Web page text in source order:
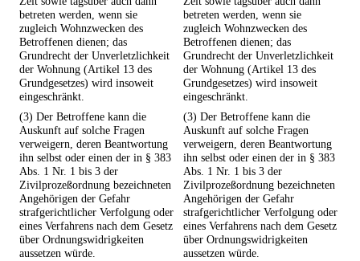
betreten werden, wenn sie
zugleich Wohnzwecken des
Betroffenen dienen; das
Grundrecht der Unverletzlichkeit
der Wohnung (Artikel 13 des
Grundgesetzes) wird insoweit
eingeschränkt.
betreten werden, wenn sie
zugleich Wohnzwecken des
Betroffenen dienen; das
Grundrecht der Unverletzlichkeit
der Wohnung (Artikel 13 des
Grundgesetzes) wird insoweit
eingeschränkt.
(3) Der Betroffene kann die
Auskunft auf solche Fragen
verweigern, deren Beantwortung
ihn selbst oder einen der in § 383
Abs. 1 Nr. 1 bis 3 der
Zivilprozeßordnung bezeichneten
Angehörigen der Gefahr
strafgerichtlicher Verfolgung oder
eines Verfahrens nach dem Gesetz
über Ordnungswidrigkeiten
aussetzen würde.
(3) Der Betroffene kann die
Auskunft auf solche Fragen
verweigern, deren Beantwortung
ihn selbst oder einen der in § 383
Abs. 1 Nr. 1 bis 3 der
Zivilprozeßordnung bezeichneten
Angehörigen der Gefahr
strafgerichtlicher Verfolgung oder
eines Verfahrens nach dem Gesetz
über Ordnungswidrigkeiten
aussetzen würde.